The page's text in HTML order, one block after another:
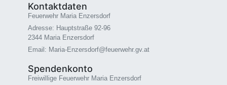
Kontaktdaten
Feuerwehr Maria Enzersdorf
Adresse: Hauptstraße 92-96
2344 Maria Enzersdorf
Email: Maria-Enzersdorf@feuerwehr.gv.at
Spendenkonto
Freiwillige Feuerwehr Maria Enzersdorf